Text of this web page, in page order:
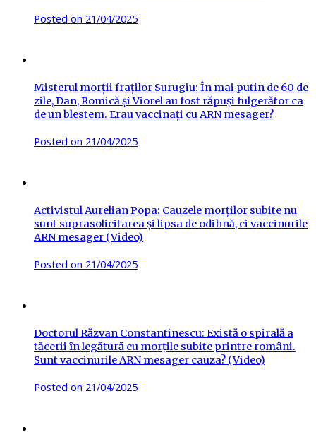
Posted on 21/04/2025
Misterul morții fraților Surugiu: În mai putin de 60 de
zile, Dan, Romică și Viorel au fost răpuși fulgerător ca
de un blestem. Erau vaccinați cu ARN mesager?
Posted on 21/04/2025
Activistul Aurelian Popa: Cauzele morților subite nu
sunt suprasolicitarea și lipsa de odihnă, ci vaccinurile
ARN mesager (Video)
Posted on 21/04/2025
Doctorul Răzvan Constantinescu: Există o spirală a
tăcerii în legătură cu morțile subite printre români.
Sunt vaccinurile ARN mesager cauza? (Video)
Posted on 21/04/2025